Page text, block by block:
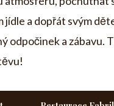
jídle a dopřát svým
odpočinek a zábavu.